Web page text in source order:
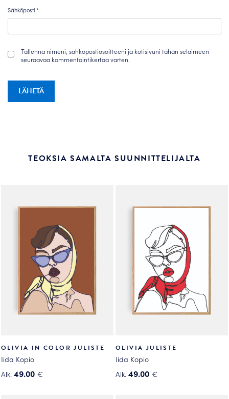
Sähköposti*
Tallenna nimeni, sähköpostiosoitteeni ja kotisivuni tähän selaimeen
seuraavaa kommentointikertaa varten.
TEOKSIA SAMALTA SUUNNITTELIJALTA
OLIVIA IN COLOR JULISTE
Iida Kopio
Alk. 49.00 €
OLIVIA JULISTE
Iida Kopio
Alk. 49.00 €